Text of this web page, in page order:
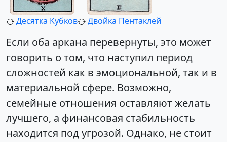
Десятка Кубков Двойка Пентаклей
Если оба аркана перевернуты, это может
говорить о том, что наступил период
сложностей как в эмоциональной, так и в
материальной сфере. Возможно,
семейные отношения оставляют желать
лучшего, а финансовая стабильность
находится под угрозой. Однако, не стоит